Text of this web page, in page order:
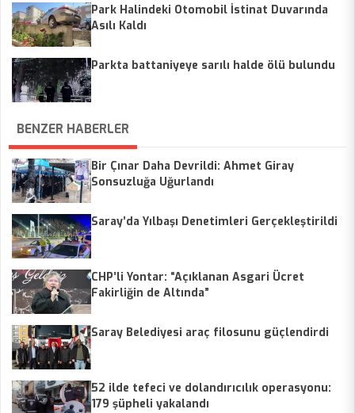
Park Halindeki Otomobil İstinat Duvarında
Asılı Kaldı
Parkta battaniyeye sarılı halde ölü bulundu
BENZER HABERLER
Bir Çınar Daha Devrildi: Ahmet Giray
Sonsuzluğa Uğurlandı
Saray’da Yılbaşı Denetimleri Gerçekleştirildi
CHP’li Yontar: “Açıklanan Asgari Ücret
Fakirliğin de Altında”
Saray Belediyesi araç filosunu güçlendirdi
52 ilde tefeci ve dolandırıcılık operasyonu:
179 şüpheli yakalandı